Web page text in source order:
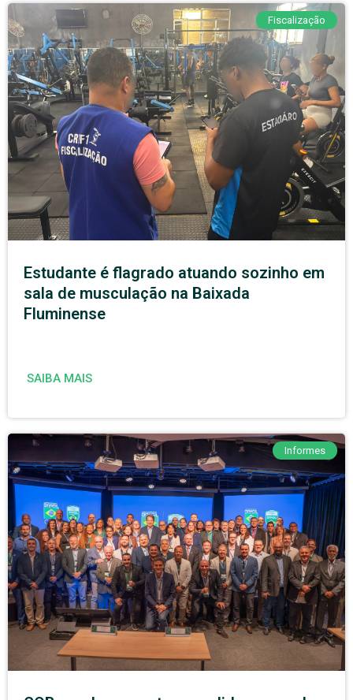
Fiscalização
Estudante é flagrado atuando sozinho em
sala de musculação na Baixada
Fluminense
SAIBA MAIS
Informes